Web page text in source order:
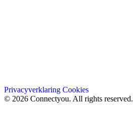
Privacyverklaring Cookies
© 2026 Connectyou. All rights reserved.